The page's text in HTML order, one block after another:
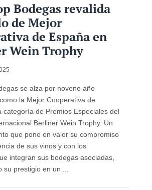
Bodegas revalida
de Mejor
de España en
Wein Trophy
se alza por noveno año
la Mejor Cooperativa de
categoría de Premios Especiales del
Berliner Wein Trophy. Un
que pone en valor su compromiso
de sus vinos y con los
integran sus bodegas asociadas,
su prestigio en un ...